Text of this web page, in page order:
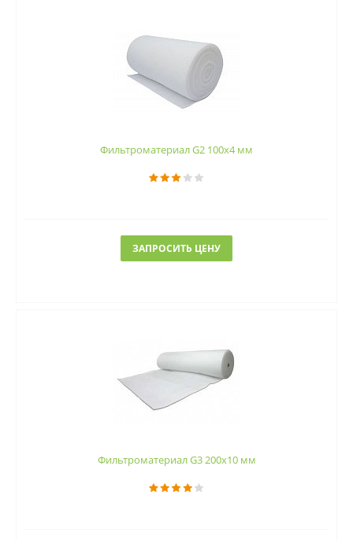
Фильтроматериал G2 100x4 мм
ЗАПРОСИТЬ ЦЕНУ
Фильтроматериал G3 200x10 мм